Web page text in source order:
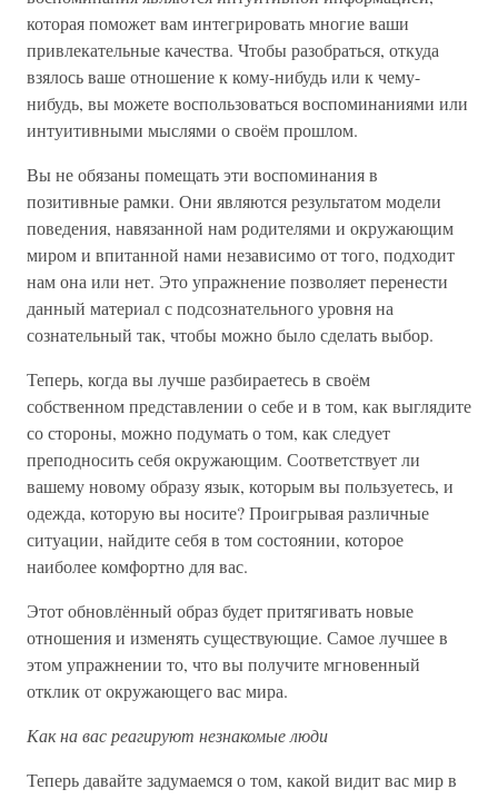
которая поможет вам интегрировать многие ваши
привлекательные качества. Чтобы разобраться, откуда
взялось ваше отношение к кому-нибудь или к чему-
нибудь, вы можете воспользоваться воспоминаниями или
интуитивными мыслями о своём прошлом.
Вы не обязаны помещать эти воспоминания в
позитивные рамки. Они являются результатом модели
поведения, навязанной нам родителями и окружающим
миром и впитанной нами независимо от того, подходит
нам она или нет. Это упражнение позволяет перенести
данный материал с подсознательного уровня на
сознательный так, чтобы можно было сделать выбор.
Теперь, когда вы лучше разбираетесь в своём
собственном представлении о себе и в том, как выглядите
со стороны, можно подумать о том, как следует
преподносить себя окружающим. Соответствует ли
вашему новому образу язык, которым вы пользуетесь, и
одежда, которую вы носите? Проигрывая различные
ситуации, найдите себя в том состоянии, которое
наиболее комфортно для вас.
Этот обновлённый образ будет притягивать новые
отношения и изменять существующие. Самое лучшее в
этом упражнении то, что вы получите мгновенный
отклик от окружающего вас мира.
Как на вас реагируют незнакомые люди
Теперь давайте задумаемся о том, какой видит вас мир в